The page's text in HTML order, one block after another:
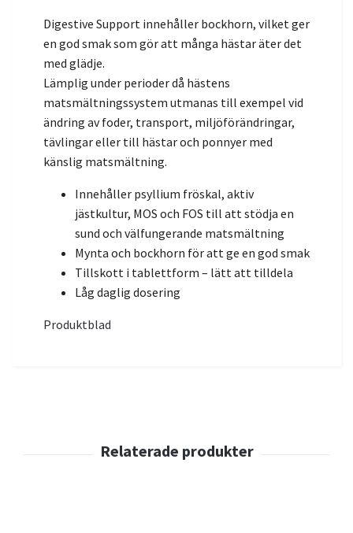
Digestive Support innehåller bockhorn, vilket ger
en god smak som gör att många hästar äter det
med glädje.
Lämplig under perioder då hästens
matsmältningssystem utmanas till exempel vid
ändring av foder, transport, miljöförändringar,
tävlingar eller till hästar och ponnyer med
känslig matsmältning.
Innehåller psyllium fröskal, aktiv
jästkultur, MOS och FOS till att stödja en
sund och välfungerande matsmältning
Mynta och bockhorn för att ge en god smak
Tillskott i tablettform – lätt att tilldela
Låg daglig dosering
Produktblad